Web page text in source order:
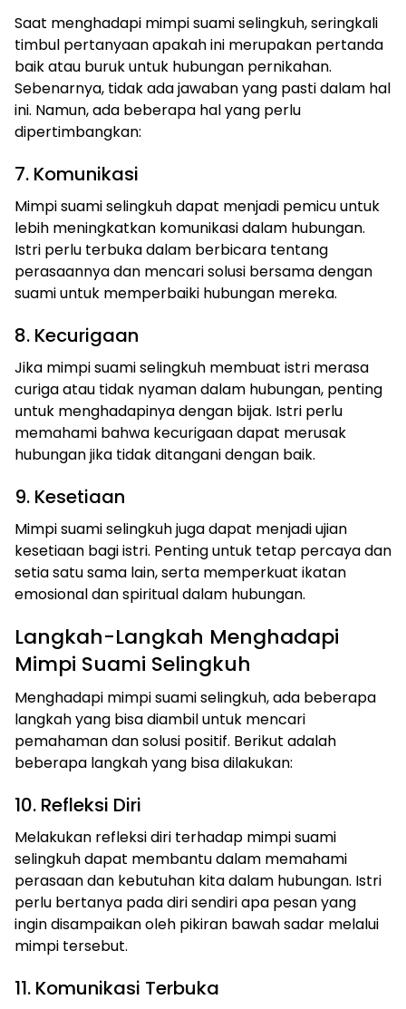
Saat menghadapi mimpi suami selingkuh, seringkali
timbul pertanyaan apakah ini merupakan pertanda
baik atau buruk untuk hubungan pernikahan.
Sebenarnya, tidak ada jawaban yang pasti dalam hal
ini. Namun, ada beberapa hal yang perlu
dipertimbangkan:
7. Komunikasi
Mimpi suami selingkuh dapat menjadi pemicu untuk
lebih meningkatkan komunikasi dalam hubungan.
Istri perlu terbuka dalam berbicara tentang
perasaannya dan mencari solusi bersama dengan
suami untuk memperbaiki hubungan mereka.
8. Kecurigaan
Jika mimpi suami selingkuh membuat istri merasa
curiga atau tidak nyaman dalam hubungan, penting
untuk menghadapinya dengan bijak. Istri perlu
memahami bahwa kecurigaan dapat merusak
hubungan jika tidak ditangani dengan baik.
9. Kesetiaan
Mimpi suami selingkuh juga dapat menjadi ujian
kesetiaan bagi istri. Penting untuk tetap percaya dan
setia satu sama lain, serta memperkuat ikatan
emosional dan spiritual dalam hubungan.
Langkah-Langkah Menghadapi
Mimpi Suami Selingkuh
Menghadapi mimpi suami selingkuh, ada beberapa
langkah yang bisa diambil untuk mencari
pemahaman dan solusi positif. Berikut adalah
beberapa langkah yang bisa dilakukan:
10. Refleksi Diri
Melakukan refleksi diri terhadap mimpi suami
selingkuh dapat membantu dalam memahami
perasaan dan kebutuhan kita dalam hubungan. Istri
perlu bertanya pada diri sendiri apa pesan yang
ingin disampaikan oleh pikiran bawah sadar melalui
mimpi tersebut.
11. Komunikasi Terbuka